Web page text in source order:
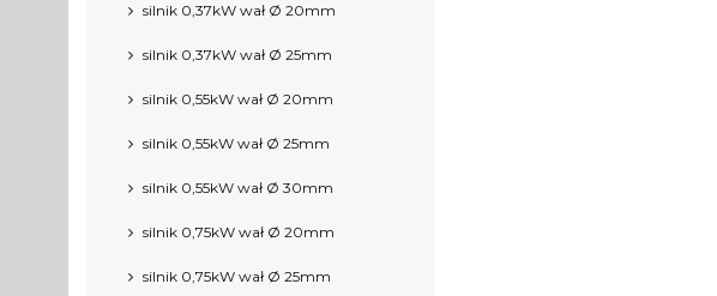
silnik 0,37kW wał Ø 20mm
silnik 0,37kW wał Ø 25mm
silnik 0,55kW wał Ø 20mm
silnik 0,55kW wał Ø 25mm
silnik 0,55kW wał Ø 30mm
silnik 0,75kW wał Ø 20mm
silnik 0,75kW wał Ø 25mm